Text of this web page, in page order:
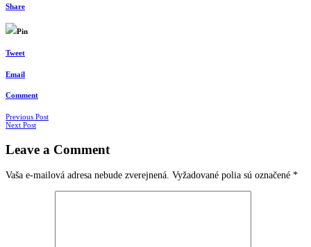
Share
Pin
Tweet
Email
Comment
Navigácia
článkoch
Previous Post
Next Post
Leave a Comment
Vaša e-mailová adresa nebude zverejnená. Vyžadované polia sú označené *